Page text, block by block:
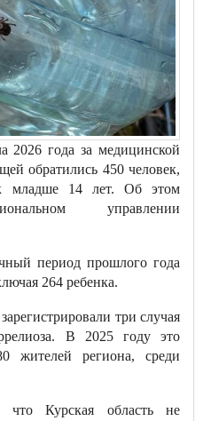
2026 года за медицинской
обратились 450 человек,
младше 14 лет. Об этом
управлении
период прошлого года
264 ребенка.
три случая
В 2025 году это
жителей региона, среди
что Курская область не